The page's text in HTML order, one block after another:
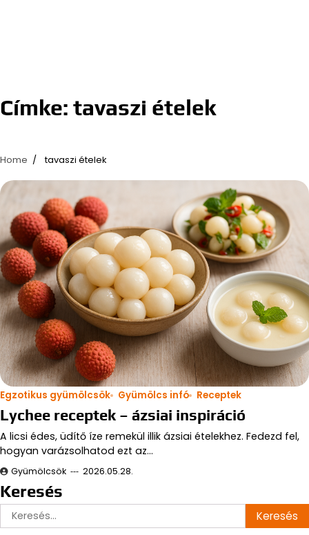
Címke: tavaszi ételek
Home tavaszi ételek
Egzotikus gyümölcsök Gyümölcs infó Receptek
Lychee receptek – ázsiai inspiráció
A licsi édes, üdítő íze remekül illik ázsiai ételekhez. Fedezd fel,
hogyan varázsolhatod ezt az…
Gyümölcsök 2026.05.28.
Keresés
Keresés: